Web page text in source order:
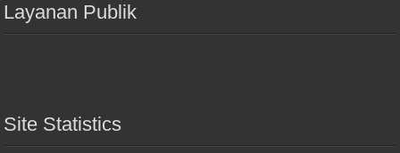
Layanan Publik
Site Statistics